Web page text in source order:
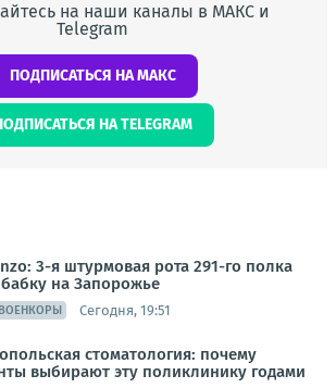
на наши каналы в МАКС и
Telegram
ПОДПИСАТЬСЯ НА МАКС
НА TELEGRAM
3-я штурмовая рота 291-го полка
на Запорожье
ВОЕНКОРЫ Сегодня, 19:51
стоматология: почему
выбирают эту поликлинику годами